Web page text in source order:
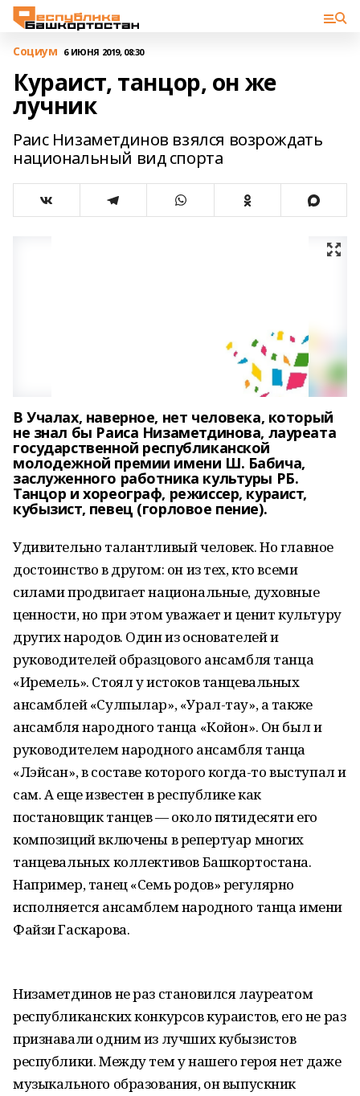
Cоциум 6 ИЮНЯ 2019, 08:30
Кураист, танцор, он же
лучник
Раис Низаметдинов взялся возрождать
национальный вид спорта
В Учалах, наверное, нет человека, который
не знал бы Раиса Низаметдинова, лауреата
государственной республиканской
молодежной премии имени Ш. Бабича,
заслуженного работника культуры РБ.
Танцор и хореограф, режиссер, кураист,
кубызист, певец (горловое пение).
Удивительно талантливый человек. Но главное
достоинство в другом: он из тех, кто всеми
силами продвигает национальные, духовные
ценности, но при этом уважает и ценит культуру
других народов. Один из основателей и
руководителей образцового ансамбля танца
«Иремель». Стоял у истоков танцевальных
ансамблей «Сулпылар», «Урал-тау», а также
ансамбля народного танца «Койон». Он был и
руководителем народного ансамбля танца
«Лэйсан», в составе которого когда-то выступал и
сам. А еще известен в республике как
постановщик танцев — около пятидесяти его
композиций включены в репертуар многих
танцевальных коллективов Башкортостана.
Например, танец «Семь родов» регулярно
исполняется ансамблем народного танца имени
Файзи Гаскарова.
Низаметдинов не раз становился лауреатом
республиканских конкурсов кураистов, его не раз
признавали одним из лучших кубызистов
республики. Между тем у нашего героя нет даже
музыкального образования, он выпускник